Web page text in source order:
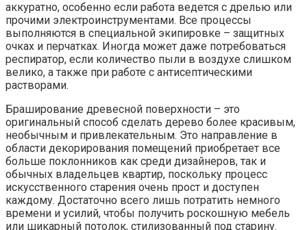
аккуратно, особенно если работа ведется с дрелью или
прочими электроинструментами. Все процессы
выполняются в специальной экипировке – защитных
очках и перчатках. Иногда может даже потребоваться
респиратор, если количество пыли в воздухе слишком
велико, а также при работе с антисептическими
растворами.
Браширование древесной поверхности – это
оригинальный способ сделать дерево более красивым,
необычным и привлекательным. Это направление в
области декорирования помещений приобретает все
больше поклонников как среди дизайнеров, так и
обычных владельцев квартир, поскольку процесс
искусственного старения очень прост и доступен
каждому. Достаточно всего лишь потратить немного
времени и усилий, чтобы получить роскошную мебель
или шикарный потолок, стилизованный под старину.